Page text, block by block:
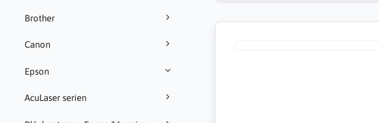
Brother
Canon
Epson
AcuLaser serien